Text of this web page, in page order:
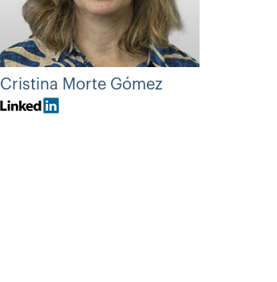
Cristina Morte Gómez